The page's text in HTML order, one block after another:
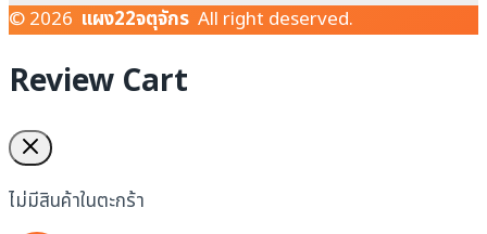
© 2026 แผง22จตุจักร All right deserved.
Review Cart
ไม่มีสินค้าในตะกร้า